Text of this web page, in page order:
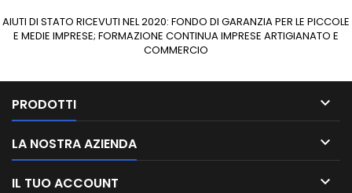
AIUTI DI STATO RICEVUTI NEL 2020: FONDO DI GARANZIA PER LE PICCOLE
E MEDIE IMPRESE; FORMAZIONE CONTINUA IMPRESE ARTIGIANATO E
COMMERCIO
PRODOTTI 
LA NOSTRA AZIENDA 
IL TUO ACCOUNT 